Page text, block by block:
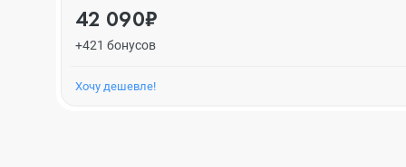
42 090₽
+421 бонусов
Хочу дешевле!